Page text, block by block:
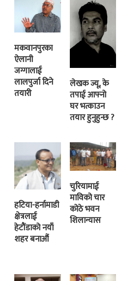
मकवानपुरका
ऐलानी
जग्गालाई
लालपुर्जा दिने
तयारी
लेखक ज्यू, के
तपाई आफ्नो
घर भत्काउन
तयार हुनुहुन्छ ?
हटिया-हर्नामाडी
क्षेत्रलाई
हेटौंडाको नयाँ
शहर बनाऔं
चुरियामाई
माविको चार
कोठे भवन
शिलान्यास